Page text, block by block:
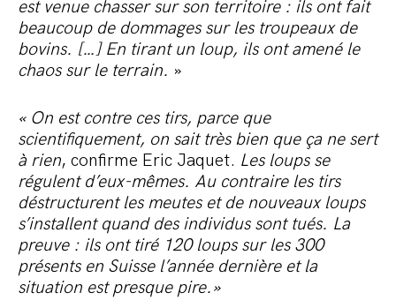
est venue chasser sur son territoire : ils ont fait
beaucoup de dommages sur les troupeaux de
bovins. […] En tirant un loup, ils ont amené le
chaos sur le terrain. »
« On est contre ces tirs, parce que
scientifiquement, on sait très bien que ça ne sert
à rien, confirme Eric Jaquet. Les loups se
régulent d’eux-mêmes. Au contraire les tirs
déstructurent les meutes et de nouveaux loups
s’installent quand des individus sont tués. La
preuve : ils ont tiré 120 loups sur les 300
présents en Suisse l’année dernière et la
situation est presque pire.»